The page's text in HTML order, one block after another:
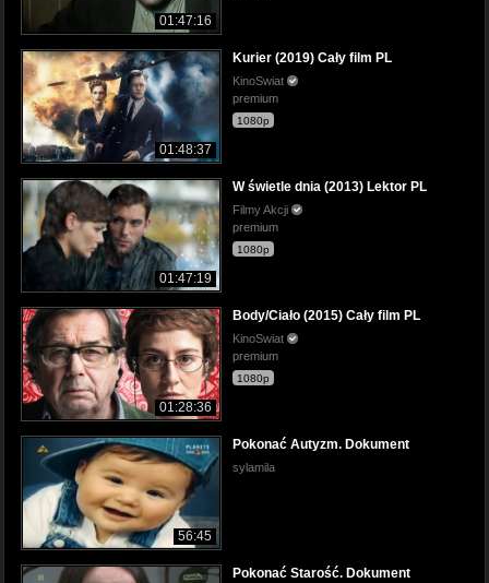
01:47:16
01:48:37
Kurier (2019) Cały film PL
KinoSwiat
premium
1080p
01:47:19
W świetle dnia (2013) Lektor PL
Filmy Akcji
premium
1080p
01:28:36
Body/Ciało (2015) Cały film PL
KinoSwiat
premium
1080p
56:45
Pokonać Autyzm. Dokument
sylamila
Pokonać Starość. Dokument